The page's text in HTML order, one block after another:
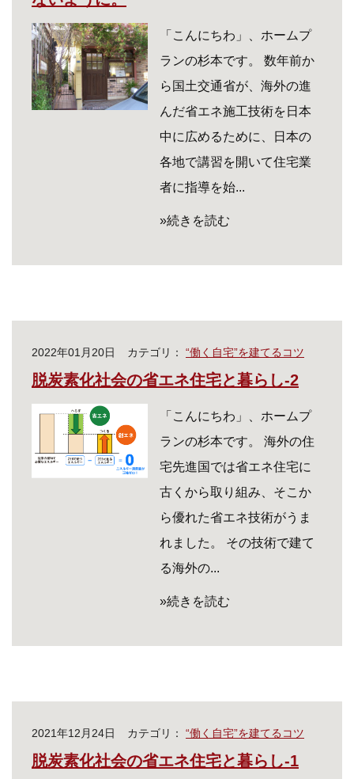
「こんにちわ」、ホームプ
ランの杉本です。 数年前か
ら国土交通省が、海外の進
んだ省エネ施工技術を日本
中に広めるために、日本の
各地で講習を開いて住宅業
者に指導を始...
»続きを読む
2022年01月20日 カテゴリ： “働く自宅”を建てるコツ
脱炭素化社会の省エネ住宅と暮らし-2
「こんにちわ」、ホームプ
ランの杉本です。 海外の住
宅先進国では省エネ住宅に
古くから取り組み、そこか
ら優れた省エネ技術がうま
れました。 その技術で建て
る海外の...
»続きを読む
2021年12月24日 カテゴリ： “働く自宅”を建てるコツ
脱炭素化社会の省エネ住宅と暮らし-1